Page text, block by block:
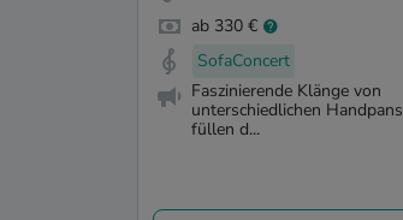
ab 330 €
SofaConcert
Faszinierende Klänge von
unterschiedlichen Handpans
füllen d...